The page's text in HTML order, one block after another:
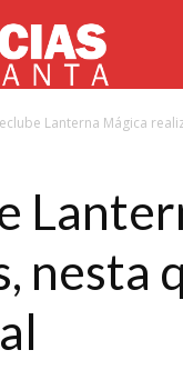
Unisanta
Lanterna Mágica
nesta